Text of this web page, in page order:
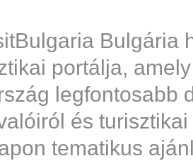
Bulgária
portálja,
legfontosabb
és
tematikus